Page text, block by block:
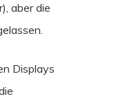
aber die
Displays